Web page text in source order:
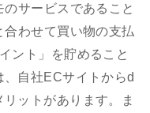
サービスであること
わせて買い物の支払
ント」を貯めること
自社ECサイトからd
ットがあります。ま